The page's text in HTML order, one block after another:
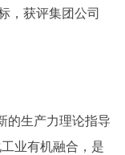
，获评集团公司
的生产力理论指导
业有机融合，是